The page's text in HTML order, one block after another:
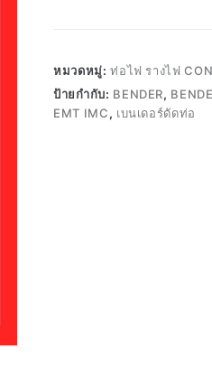
หมวดหมู่:ท่อไฟ รางไฟ
ป้ายกำกับ: BENDER,
EMT IMC, เบนเดอร์ดัดท่อ